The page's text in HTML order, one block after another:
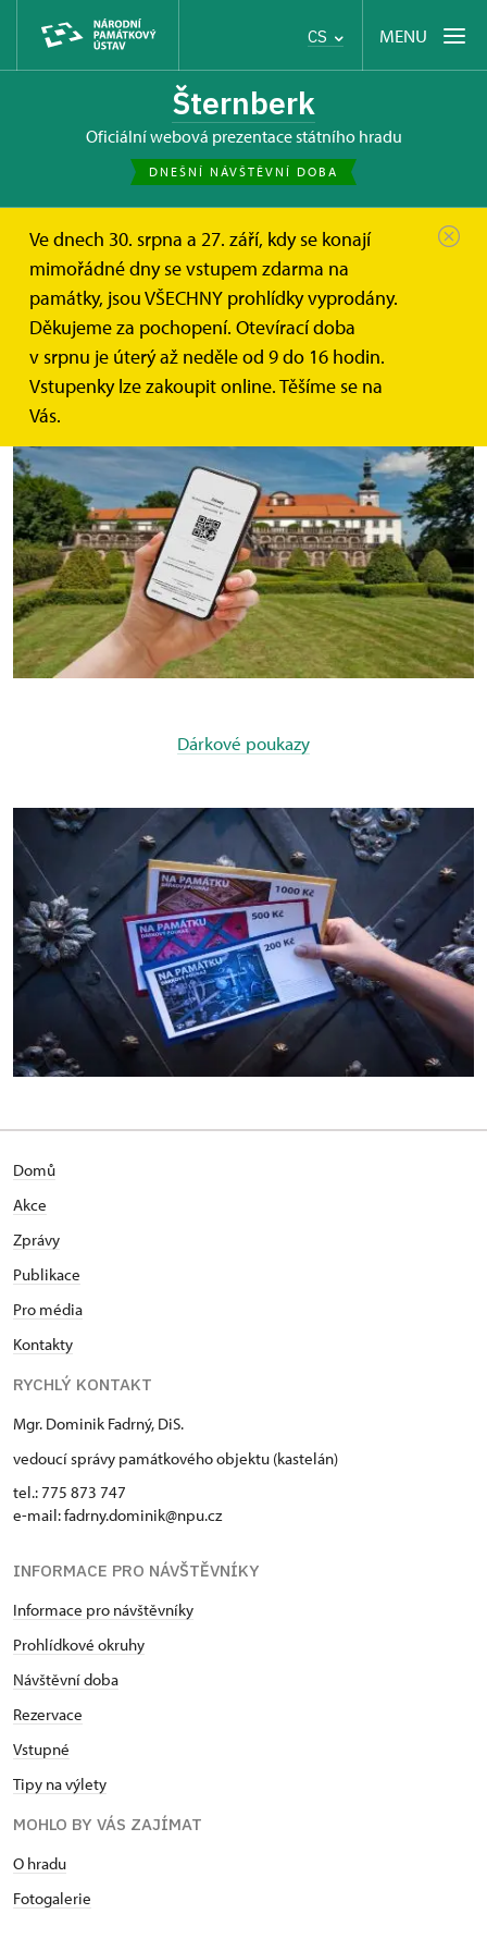
CS MENU
Šternberk
oficiální webová prezentace státního hradu
DNEŠNÍ NÁVŠTĚVNÍ DOBA
Ve dnech 30. srpna a 27. září, kdy se konají
mimořádné dny se vstupem zdarma na
památky, jsou VŠECHNY prohlídky vyprodány.
Děkujeme za pochopení. Otevírací doba
v srpnu je úterý až neděle od 9 do 16 hodin.
Vstupenky lze zakoupit online. Těšíme se na
Vás.
Hrad Šternberk Online vstupenky a dárkové poukazy
Online vstupenky
Dárkové poukazy
Domů
Akce
Zprávy
Publikace
Pro média
Kontakty
RYCHLÝ KONTAKT
Mgr. Dominik Fadrný, DiS.
vedoucí správy památkového objektu (kastelán)
tel.: 775 873 747
e-mail: fadrny.dominik@npu.cz
INFORMACE PRO NÁVŠTĚVNÍKY
Informace pro návštěvníky
Prohlídkové okruhy
Návštěvní doba
Rezervace
Vstupné
Tipy na výlety
MOHLO BY VÁS ZAJÍMAT
O hradu
Fotogalerie